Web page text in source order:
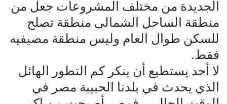
الجديدة من مختلف المشروعات جعل من
منطقة الساحل الشمالى منطقة تصلح
للسكن طوال العام وليس منطقة مصيفيه
فقط.
لا أحد يستطيع أن ينكر كم التطور الهائل
الذي يحدث في بلدنا الحبيبة مصر في